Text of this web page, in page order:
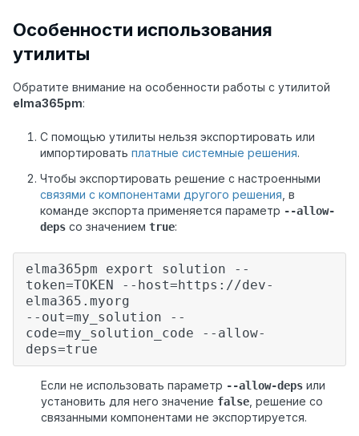
Особенности использования
утилиты
Обратите внимание на особенности работы с утилитой
elma365pm:
С помощью утилиты нельзя экспортировать или
импортировать платные системные решения.
Чтобы экспортировать решение с настроенными
связями с компонентами другого решения , в
команде экспорта применяется параметр --allow-
deps со значением true:
elma365pm export solution --
token=TOKEN --host=https://dev-
elma365.myorg
--out=my_solution --
code=my_solution_code --allow-
deps=true
Если не использовать параметр --allow-deps или
установить для него значение false, решение со
связанными компонентами не экспортируется.